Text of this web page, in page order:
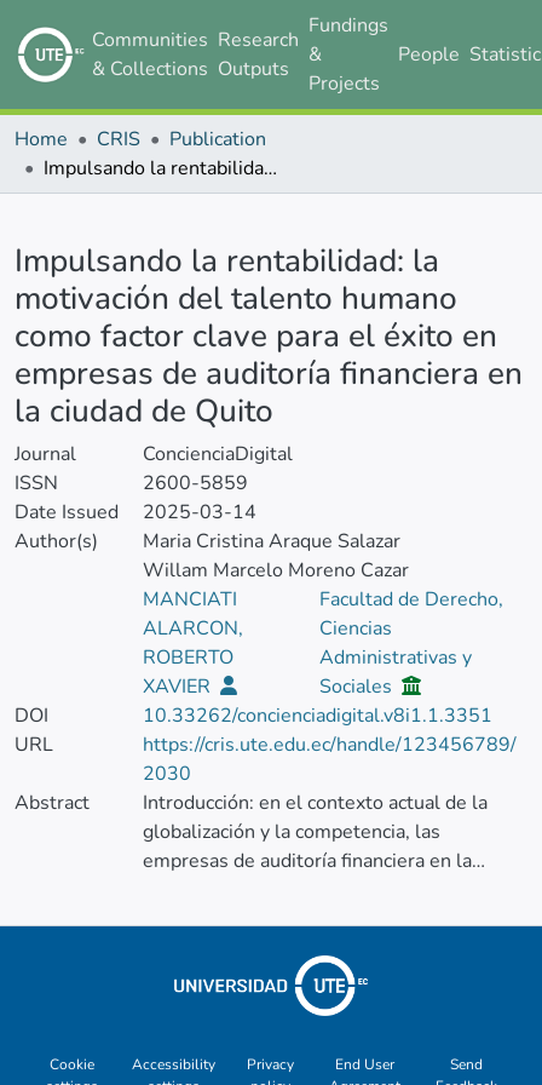
Communities
& Collections
Research
Outputs
Fundings
&
Projects
People
Home CRIS
Publication
Impulsando la rentabilidad: la motivación del talento humano como factor clave para el éxito en empresas de auditoría financiera en la ciudad de Quito
Impulsando la rentabilidad: la
motivación del talento humano
como factor clave para el éxito en
empresas de auditoría financiera en
la ciudad de Quito
Journal
ConcienciaDigital
ISSN
2600-5859
Date Issued
2025-03-14
Author(s)
Maria Cristina Araque Salazar
Willam Marcelo Moreno Cazar
MANCIATI
ALARCON,
ROBERTO
XAVIER
Facultad de Derecho,
Ciencias
Administrativas y
Sociales
DOI
10.33262/concienciadigital.v8i1.1.3351
URL
https://cris.ute.edu.ec/handle/123456789/
2030
Abstract
Introducción: en el contexto actual de la
globalización y la competencia, las
empresas de auditoría financiera en la
desafíos que requieren un enfoque
motivación del talento humano se presenta
como un elemento altamente estratégico
el éxito sostenible de estas organizaciones.
Cookie
Accessibility
Privacy
End User
Send